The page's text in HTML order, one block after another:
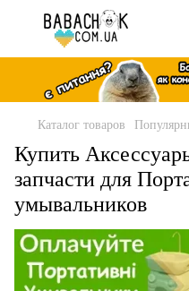
Каталог товаров
Купить
запчасти для
умывальников